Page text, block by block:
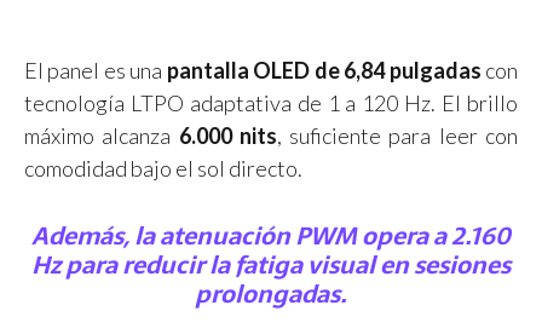
El panel es una pantalla OLED de 6,84 pulgadas con
tecnología LTPO adaptativa de 1 a 120 Hz. El brillo
máximo alcanza 6.000 nits, suficiente para leer con
comodidad bajo el sol directo.
Además, la atenuación PWM opera a 2.160
Hz para reducir la fatiga visual en sesiones
prolongadas.